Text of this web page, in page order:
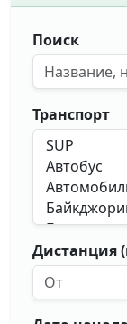
Поиск
Транспорт
Дистанция